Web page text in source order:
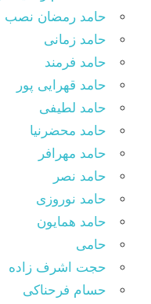
حامد رمضان نصب
حامد زمانی
حامد فرمند
حامد قهرایی پور
حامد لطیفی
حامد محضرنیا
حامد مهرافر
حامد نصر
حامد نوروزی
حامد همایون
حامی
حجت اشرف زاده
حسام فرحناکی